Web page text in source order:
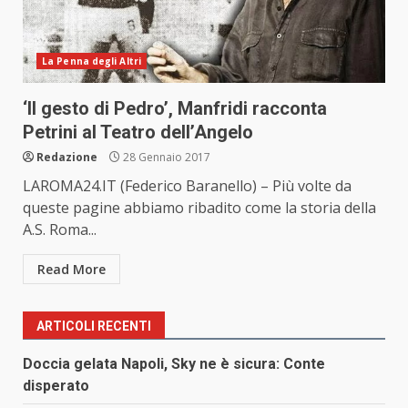
La Penna degli Altri
‘Il gesto di Pedro’, Manfridi racconta
Petrini al Teatro dell’Angelo
Redazione 28 Gennaio 2017
LAROMA24.IT (Federico Baranello) – Più volte da
queste pagine abbiamo ribadito come la storia della
A.S. Roma...
Read More
ARTICOLI RECENTI
Doccia gelata Napoli, Sky ne è sicura: Conte
disperato